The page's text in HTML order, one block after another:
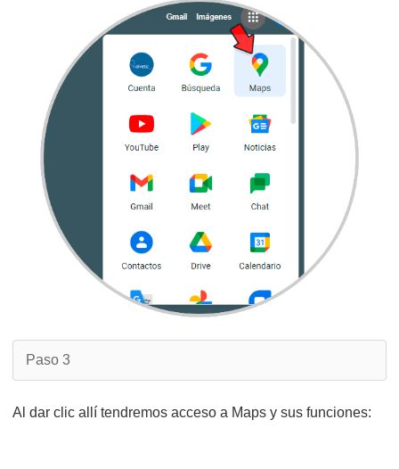
Paso 3
Al dar clic allí tendremos acceso a Maps y sus funciones: